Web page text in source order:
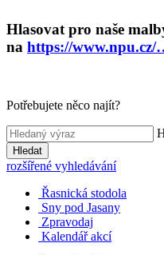
Hlasovat pro naše
na https://
Potřebujete něco najít?
Hledat
rozšířené vyhledávání
Řasnická stodola
Sny pod Jasany
Zpravodaj
Kalendář akcí